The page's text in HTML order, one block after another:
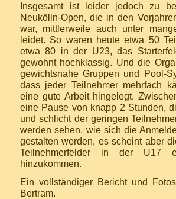
Insgesamt ist leider jedoch zu
Neukölln-Open, die in den
war, mittlerweile auch unter
leidet. So waren heute etwa 50
etwa 80 in der U23, das
gewohnt hochklassig. Und die
gewichtsnahe Gruppen und Pool-
dass jeder Teilnehmer mehrfach
eine gute Arbeit hingelegt.
eine Pause von knapp 2 Stunden,
und schlicht der geringen
werden sehen, wie sich die
gestalten werden, es scheint aber
Teilnehmerfelder in der U17
hinzukommen.
Ein vollständiger Bericht und
Bertram.